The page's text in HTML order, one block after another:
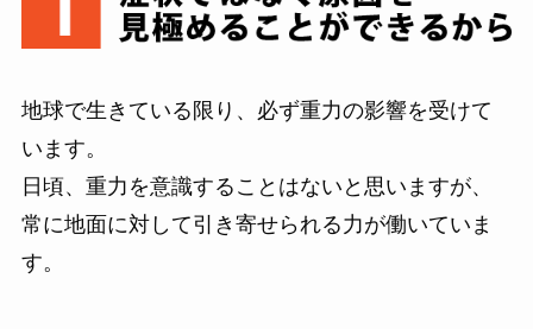
地球で生きている限り、必ず重力の影響を受けて
います。
日頃、重力を意識することはないと思いますが、
常に地面に対して引き寄せられる力が働いていま
す。